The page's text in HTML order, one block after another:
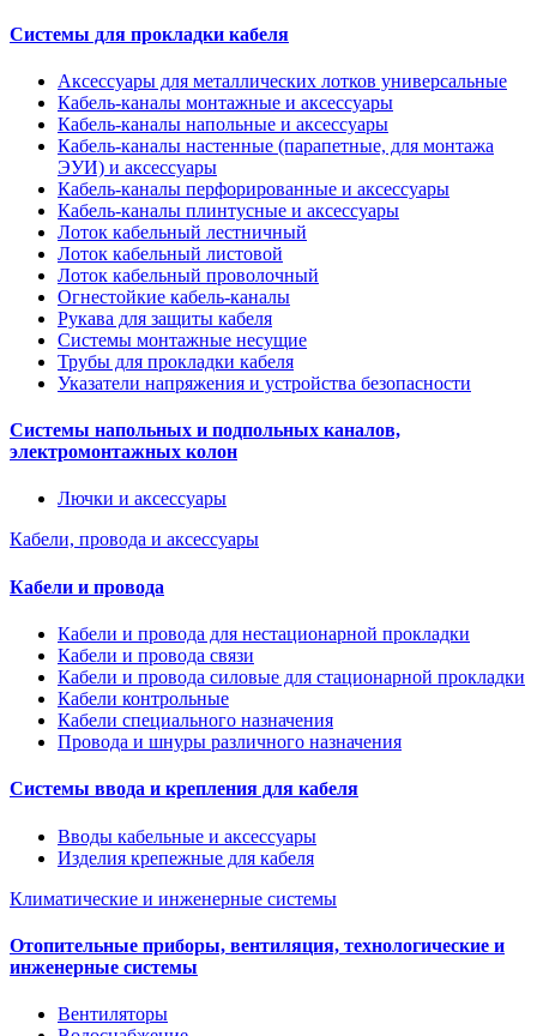
Системы для прокладки кабеля
Аксессуары для металлических лотков универсальные
Кабель-каналы монтажные и аксессуары
Кабель-каналы напольные и аксессуары
Кабель-каналы настенные (парапетные, для монтажа
ЭУИ) и аксессуары
Кабель-каналы перфорированные и аксессуары
Кабель-каналы плинтусные и аксессуары
Лоток кабельный лестничный
Лоток кабельный листовой
Лоток кабельный проволочный
Огнестойкие кабель-каналы
Рукава для защиты кабеля
Системы монтажные несущие
Трубы для прокладки кабеля
Указатели напряжения и устройства безопасности
Системы напольных и подпольных каналов,
электромонтажных колон
Лючки и аксессуары
Кабели, провода и аксессуары
Кабели и провода
Кабели и провода для нестационарной прокладки
Кабели и провода связи
Кабели и провода силовые для стационарной прокладки
Кабели контрольные
Кабели специального назначения
Провода и шнуры различного назначения
Системы ввода и крепления для кабеля
Вводы кабельные и аксессуары
Изделия крепежные для кабеля
Климатические и инженерные системы
Отопительные приборы, вентиляция, технологические и
инженерные системы
Вентиляторы